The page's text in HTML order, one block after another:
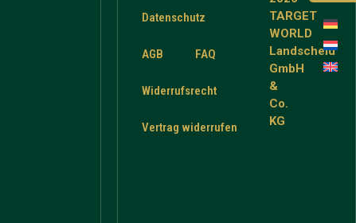
Datenschutz
AGB FAQ
Widerrufsrecht
Vertrag widerrufen
TARGET
WORLD
Landscheid
GmbH
&
Co.
KG